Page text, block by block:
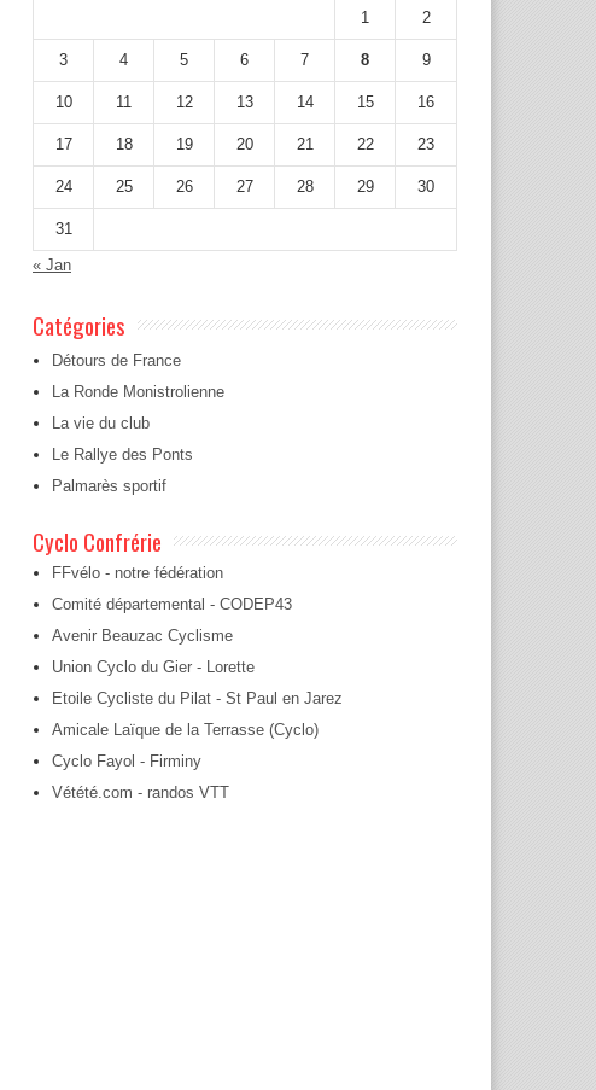
1 2
3 4 5 6 7 8 9
10 11 12 13 14 15 16
17 18 19 20 21 22 23
24 25 26 27 28 29 30
31
« Jan
Catégories
Détours de France
La Ronde Monistrolienne
La vie du club
Le Rallye des Ponts
Palmarès sportif
Cyclo Confrérie
FFvélo - notre fédération
Comité départemental - CODEP43
Avenir Beauzac Cyclisme
Union Cyclo du Gier - Lorette
Etoile Cycliste du Pilat - St Paul en Jarez
Amicale Laïque de la Terrasse (Cyclo)
Cyclo Fayol - Firminy
Vétété.com - randos VTT